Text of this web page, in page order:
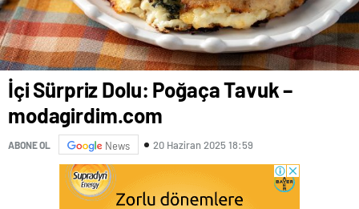
İçi Sürpriz Dolu: Poğaça Tavuk –
modagirdim.com
ABONE OL News 20 Haziran 2025 18:59